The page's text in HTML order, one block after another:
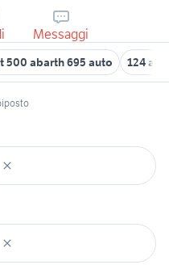
Messaggi
500 abarth 695 auto 124